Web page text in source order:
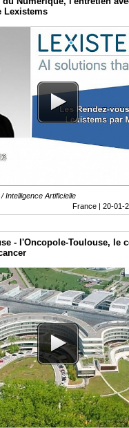
Lexistems
Intelligence Artificielle
France | 20-01-
- l'Oncopole-Toulouse, le